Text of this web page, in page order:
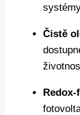
Čistě